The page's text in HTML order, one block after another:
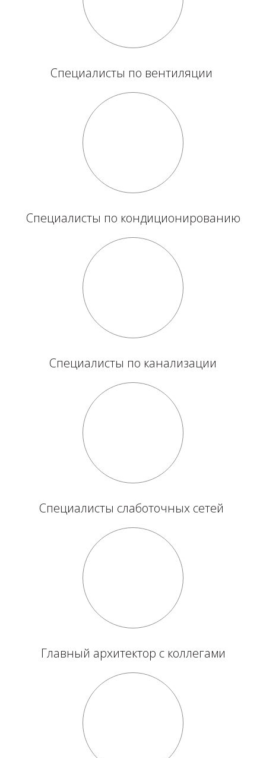
Специалисты по вентиляции
Специалисты по кондиционированию
Специалисты по канализации
Специалисты слаботочных сетей
Главный архитектор с коллегами